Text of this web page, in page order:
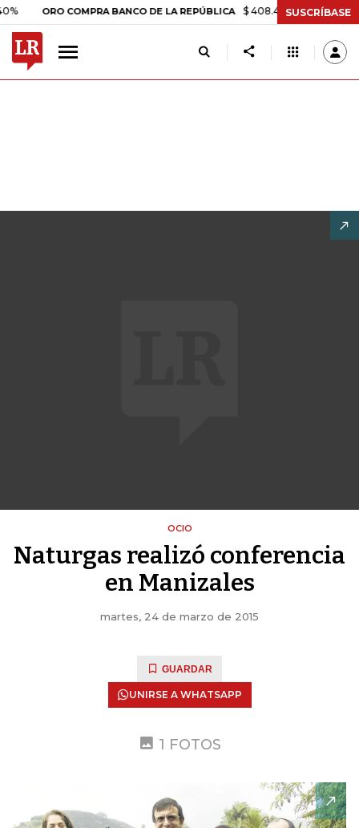
ORO COMPRA BANCO DE LA REPÚBLICA $ 408.498,97 +$ 8.753,81
SUSCRÍBASE
OCIO
Naturgas realizó conferencia
en Manizales
martes, 24 de marzo de 2015
GUARDAR
UNIRSE A WHATSAPP
1 FOTOS